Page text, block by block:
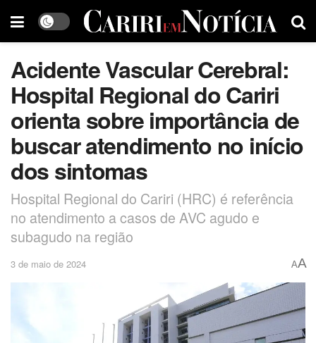
Acidente Vascular Cerebral:
Hospital Regional do Cariri
orienta sobre importância de
buscar atendimento no início
dos sintomas
Hospital Regional do Cariri (HRC) é referência
no atendimento a casos de AVC agudo e
subagudo na região
3 de maio de 2024 AA